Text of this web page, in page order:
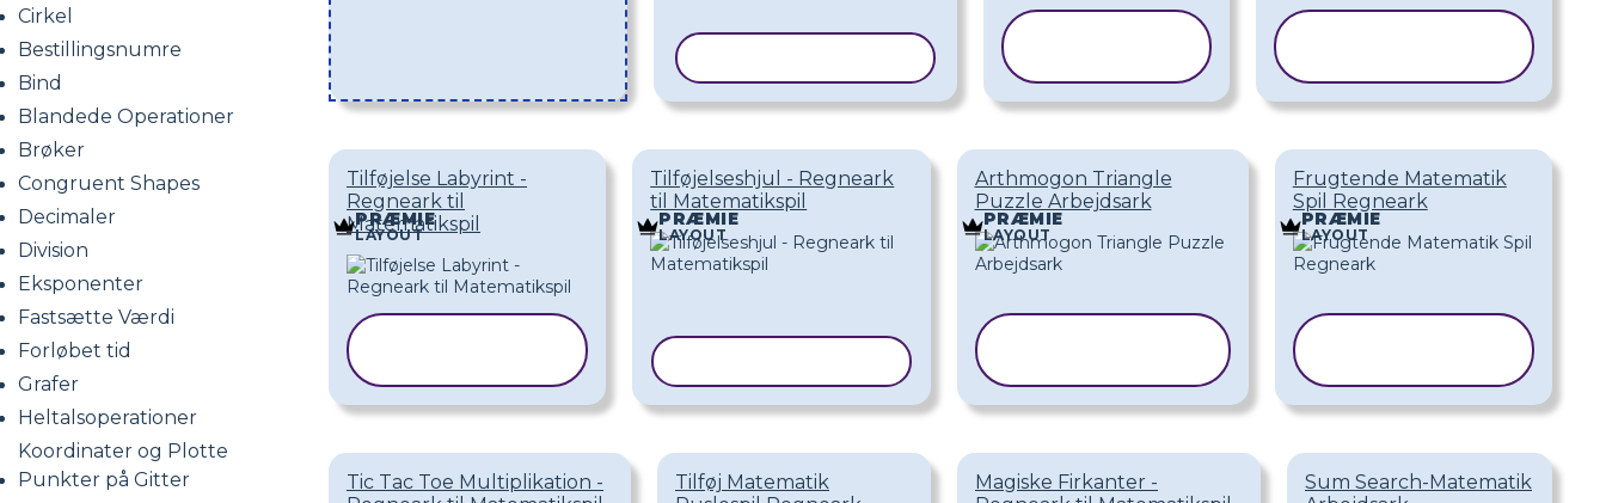
Cirkel
Bestillingsnumre
Bind
Blandede Operationer
Brøker
Congruent Shapes
Decimaler
Division
Eksponenter
Fastsætte Værdi
Forløbet tid
Grafer
Heltalsoperationer
Koordinater og Plotte
Punkter på Gitter
Tilføjelse Labyrint -
Regneark til
Matematikspil
PRÆMIE
LAYOUT
Tilføjelseshjul - Regneark
til Matematikspil
PRÆMIE
LAYOUT
Arthmogon Triangle
Puzzle Arbejdsark
PRÆMIE
LAYOUT
Frugtende Matematik
Spil Regneark
PRÆMIE
LAYOUT
Tic Tac Toe Multiplikation -
Tilføj Matematik
Magiske Firkanter -
Sum Search-Matematik